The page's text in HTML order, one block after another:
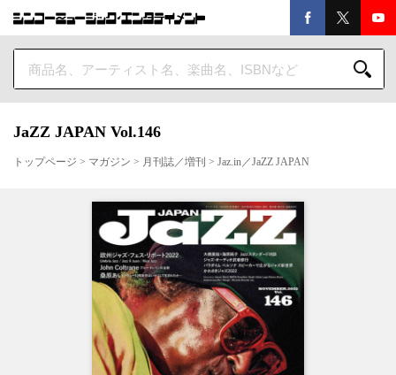
JaZZ JAPAN Vol.146
トップページ > マガジン > 月刊誌／増刊 > Jaz.in／JaZZ JAPAN